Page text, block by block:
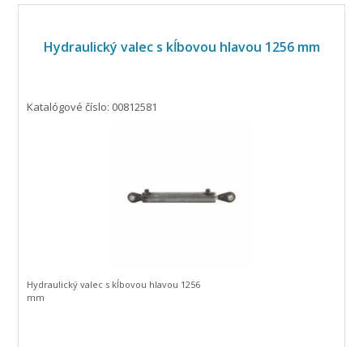
Hydraulický valec s kĺbovou hlavou 1256 mm
Katalógové číslo: 00812581
Hydraulický valec s kĺbovou hlavou 1256
mm